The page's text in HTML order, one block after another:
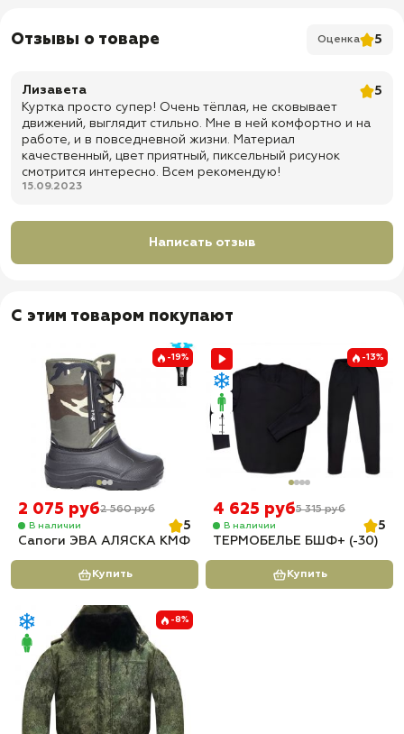
✅ Капюшон регулируется по объему с помощью утяжек +
✅ Манжеты на резинке
✅ 2 нагрудных горизонтальных кармана на молнии
✅ 2 прорезных кармана листочка
✅ Подкладка: подкладочная ткань
Отзывы о товаре Оценка 5
Лизавета
5
Куртка просто супер! Очень тёплая, не сковывает
движений, выглядит стильно. Мне в ней комфортно и на
работе, и в повседневной жизни. Материал
качественный, цвет приятный, пиксельный рисунок
смотрится интересно. Всем рекомендую!
15.09.2023
Написать отзыв
С этим товаром покупают
-19%
2 075 руб2 560 руб
В наличии
5
Сапоги ЭВА АЛЯСКА КМФ
Купить
-13%
4 625 руб5 315 руб
В наличии
5
ТЕРМОБЕЛЬЕ БШФ+ (-30)
Купить
-8%